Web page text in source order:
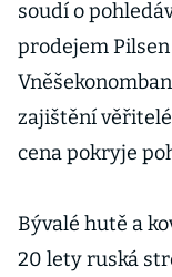
soudí o
prodejem
zajištění
cena pokryje
Bývalé hutě a
20 lety ruská